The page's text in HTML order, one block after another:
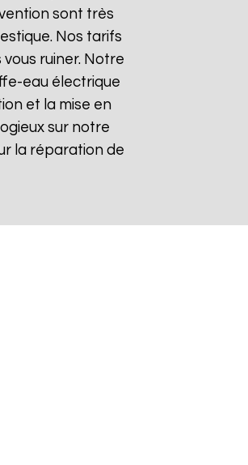
sont très
Nos tarifs
ruiner. Notre
eau électrique
et la mise en
sur notre
la réparation de